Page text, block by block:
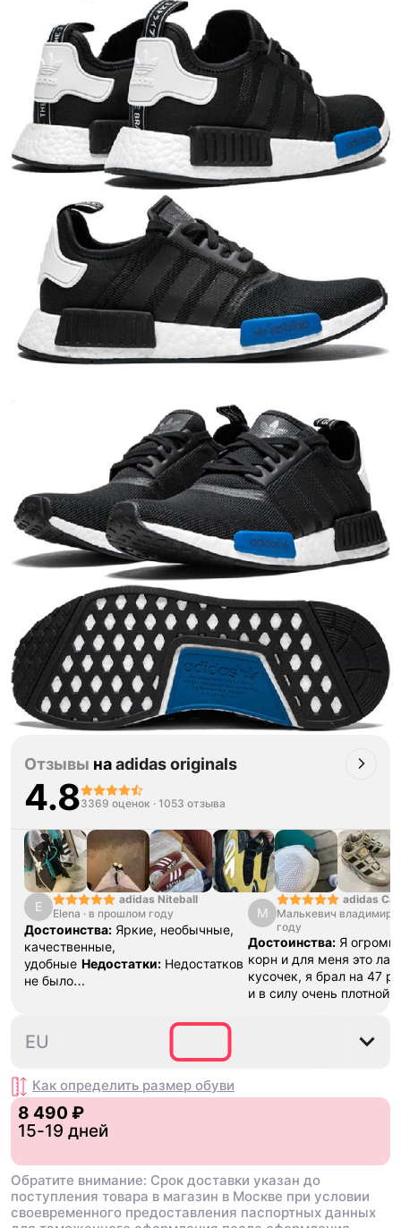
Отзывы наadidas originals
4.83369 оценок · 1053 отзыва
E
adidas Niteball
Elena · в прошлом году
Достоинства: Яркие, необычные,
качественные,
удобные Недостатки: Недостатков
не было
упаковано
М
adidas
Малькевич владимир
году
Достоинства: Я
корн и для меня это
кусочек, я брал на 47
и в силу очень плотной
все в коробке .Это
замша , это все ,но это
38
EU
Как определить размер обуви
8 490 ₽
15-19 дней
Обратите внимание: Срок доставки указан до
поступления товара в магазин в Москве при условии
своевременного предоставления паспортных данных